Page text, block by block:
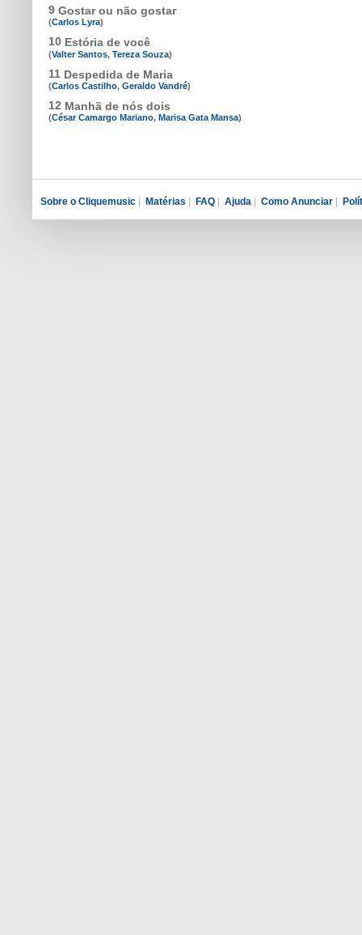
9 Gostar ou não gostar
(Carlos Lyra)
10 Estória de você
(Valter Santos, Tereza Souza)
11 Despedida de Maria
(Carlos Castilho, Geraldo Vandré)
12 Manhã de nós dois
(César Camargo Mariano, Marisa Gata Mansa)
Sobre o Cliquemusic Matérias FAQ Ajuda Como Anunciar